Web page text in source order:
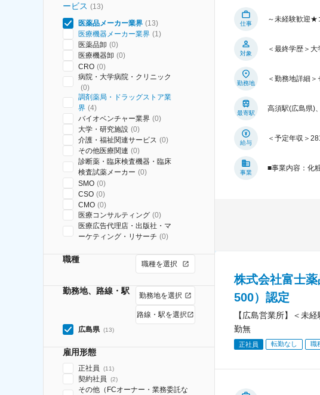
ービス (13)
医薬品メーカー業界 (13)
医療機器メーカー業界 (1)
医薬品卸 (0)
医療機器卸 (0)
CRO (0)
病院・大学病院・クリニック
(0)
調剤薬局・ドラッグストア業
界 (4)
バイオベンチャー業界 (0)
大学・研究施設 (0)
介護・福祉関連サービス (0)
その他医療関連 (0)
診断薬・臨床検査機器・臨床
検査試薬メーカー (0)
SMO (0)
CSO (0)
CMO (0)
医療コンサルティング (0)
医療広告代理店・出版社・マ
ーケティング・リサーチ (0)
職種 職種を選択
勤務地、路線・駅 勤務地を選択
路線・駅を選択
広島県 (13)
雇用形態
正社員 (11)
契約社員 (2)
その他（FCオーナー・業務委託な
仕事
～未経験歓迎★
対象
＜最終学歴＞
勤務地
＜勤務地詳細
最寄駅
高須駅(広島県)
給与
＜予定年収＞
事業
■事業内容：化
株式会社富士
500）認定
【広島営業所】＜未
勤無
正社員 転勤なし 職